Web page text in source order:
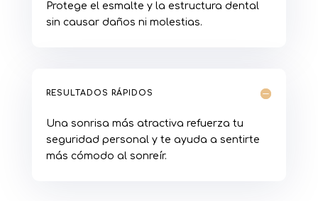
Protege el esmalte y la estructura dental
sin causar daños ni molestias.
RESULTADOS RÁPIDOS
Una sonrisa más atractiva refuerza tu
seguridad personal y te ayuda a sentirte
más cómodo al sonreír.